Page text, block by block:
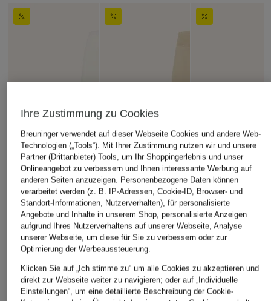
Ihre Zustimmung zu Cookies
Breuninger verwendet auf dieser Webseite Cookies und andere Web-
Technologien („Tools“). Mit Ihrer Zustimmung nutzen wir und unsere
Partner (Drittanbieter) Tools, um Ihr Shoppingerlebnis und unser
Onlineangebot zu verbessern und Ihnen interessante Werbung auf
anderen Seiten anzuzeigen. Personenbezogene Daten können
verarbeitet werden (z. B. IP-Adressen, Cookie-ID, Browser- und
Standort-Informationen, Nutzerverhalten), für personalisierte
Angebote und Inhalte in unserem Shop, personalisierte Anzeigen
aufgrund Ihres Nutzerverhaltens auf unserer Webseite, Analyse
unserer Webseite, um diese für Sie zu verbessern oder zur
Optimierung der Werbeaussteuerung.
Klicken Sie auf „Ich stimme zu“ um alle Cookies zu akzeptieren und
direkt zur Webseite weiter zu navigieren; oder auf „Individuelle
Einstellungen“, um eine detaillierte Beschreibung der Cookie-